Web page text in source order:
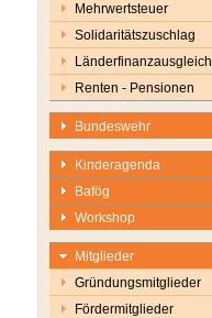
Mehrwertsteuer
Solidaritätszuschlag
Länderfinanzausgleich
Renten - Pensionen
Bundeswehr
Kinderagenda
Bafög
Workshop
Mitglieder
Gründungsmitglieder
Fördermitglieder